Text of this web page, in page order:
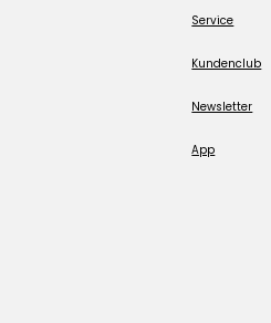
Service
Kundenclub
Newsletter
App